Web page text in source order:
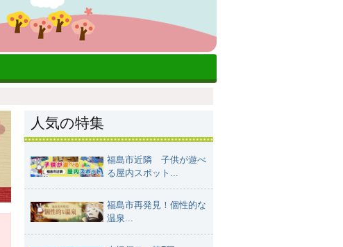
人気の特集
福島市近隣 子供が遊べ
る屋内スポット...
福島市再発見！個性的な
温泉...